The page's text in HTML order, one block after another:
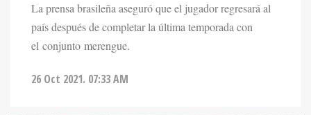
La prensa brasileña aseguró que el jugador regresará al
país después de completar la última temporada con
el conjunto merengue.
26 Oct 2021. 07:33 AM